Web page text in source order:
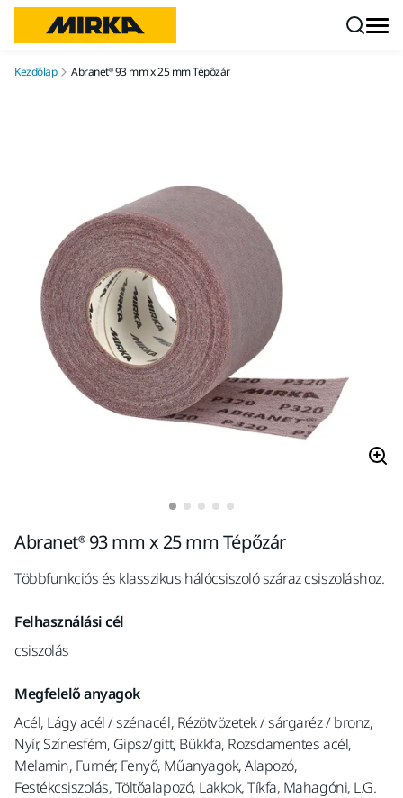
Kezdőlap Abranet® 93 mm x 25 mm Tépőzár
Abranet® 93 mm x 25 mm Tépőzár
Többfunkciós és klasszikus hálócsiszoló száraz csiszoláshoz.
Felhasználási cél
csiszolás
Megfelelő anyagok
Acél, Lágy acél / szénacél, Rézötvözetek / sárgaréz / bronz,
Nyír, Színesfém, Gipsz/gitt, Bükkfa, Rozsdamentes acél,
Melamin, Furnér, Fenyő, Műanyagok, Alapozó,
Festékcsiszolás, Töltőalapozó, Lakkok, Tíkfa, Mahagóni, L.G.